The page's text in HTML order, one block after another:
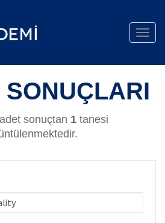
sonuçtan 1tanesi